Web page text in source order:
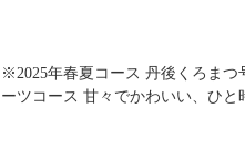
※2025年春夏コース 丹後くろまつ
ーツコース 甘々でかわいい、ひと